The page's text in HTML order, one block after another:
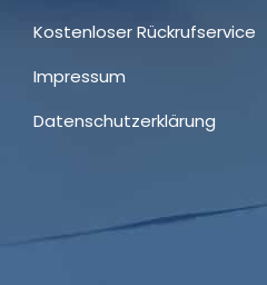
Kostenloser Rückrufservice
Impressum
Datenschutzerklärung